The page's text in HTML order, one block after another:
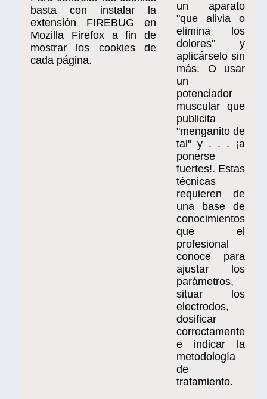
basta con instalar la
extensión FIREBUG en
Mozilla Firefox a fin de
mostrar los cookies de
cada página.
un aparato
"que alivia o
elimina los
dolores" y
aplicárselo sin
más. O usar
un
potenciador
muscular que
publicita
"menganito de
tal" y . . . ¡a
ponerse
fuertes!. Estas
técnicas
requieren de
una base de
conocimientos
que el
profesional
conoce para
ajustar los
parámetros,
situar los
electrodos,
dosificar
correctamente
e indicar la
metodología
de
tratamiento.